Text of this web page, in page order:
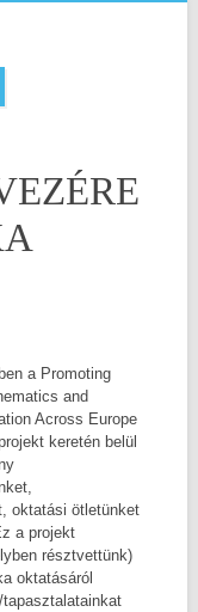
a Promoting
and
Across Europe
keretén belül
oktatási ötletünket
a projekt
résztvettünk)
oktatásáról